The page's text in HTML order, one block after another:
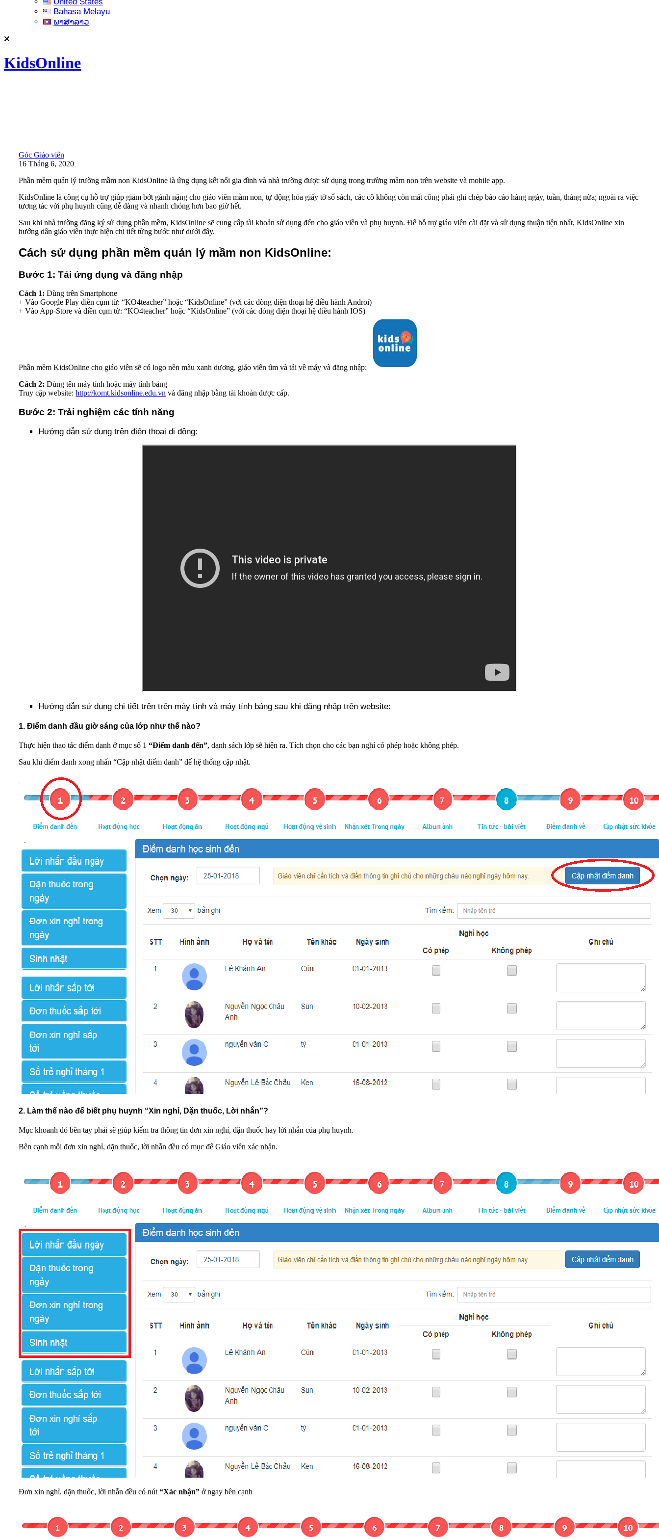
Bahasa Melayu
ພາສາລາວ
KidsOnline
Góc Giáo viên
16 Tháng 6, 2020
Phần mềm quản lý trường mầm non KidsOnline là ứng dụng kết nối gia đình và nhà trường được sử dụng trong trường mầm non trên website và mobile app.
KidsOnline là công cụ hỗ trợ giúp giảm bớt gánh nặng cho giáo viên mầm non, tự động hóa giấy tờ sổ sách, các cô không còn mất công phải ghi chép báo cáo hàng ngày, tuần, tháng nữa; ngoài ra việc
tương tác với phụ huynh cũng dễ dàng và nhanh chóng hơn bao giờ hết.
Sau khi nhà trường đăng ký sử dụng phần mềm, KidsOnline sẽ cung cấp tài khoản sử dụng đến cho giáo viên và phụ huynh. Để hỗ trợ giáo viên cài đặt và sử dụng thuận tiện nhất, KidsOnline xin
hướng dẫn giáo viên thực hiện chi tiết từng bước như dưới đây.
Cách sử dụng phần mềm quản lý mầm non KidsOnline:
Bước 1: Tải ứng dụng và đăng nhập
Cách 1: Dùng trên Smartphone
+ Vào Google Play điền cụm từ: “KO4teacher” hoặc “KidsOnline” (với các dòng điện thoại hệ điều hành Androi)
+ Vào App-Store và điền cụm từ: “KO4teacher” hoặc “KidsOnline” (với các dòng điện thoại hệ điều hành IOS)
Phần mềm KidsOnline cho giáo viên sẽ có logo nền màu xanh dương, giáo viên tìm và tải về máy và đăng nhập:
Cách 2: Dùng tên máy tính hoặc máy tính bảng
Truy cập website: http://komt.kidsonline.edu.vn và đăng nhập bằng tài khoản được cấp.
Bước 2: Trải nghiệm các tính năng
Hướng dẫn sử dụng trên điện thoại di động:
Hướng dẫn sử dụng chi tiết trên trên máy tính và máy tính bảng sau khi đăng nhập trên website:
1. Điểm danh đầu giờ sáng của lớp như thế nào?
Thực hiện thao tác điểm danh ở mục số 1 “Điểm danh đến”, danh sách lớp sẽ hiện ra. Tích chọn cho các bạn nghỉ có phép hoặc không phép.
Sau khi điểm danh xong nhấn “Cập nhật điểm danh” để hệ thống cập nhật.
2. Làm thế nào để biết phụ huynh “Xin nghỉ, Dặn thuốc, Lời nhắn”?
Mục khoanh đỏ bên tay phải sẽ giúp kiểm tra thông tin đơn xin nghỉ, dặn thuốc hay lời nhắn của phụ huynh.
Bên cạnh mỗi đơn xin nghỉ, dặn thuốc, lời nhắn đều có mục để Giáo viên xác nhận.
Đơn xin nghỉ, dặn thuốc, lời nhắn đều có nút “Xác nhận” ở ngay bên cạnh